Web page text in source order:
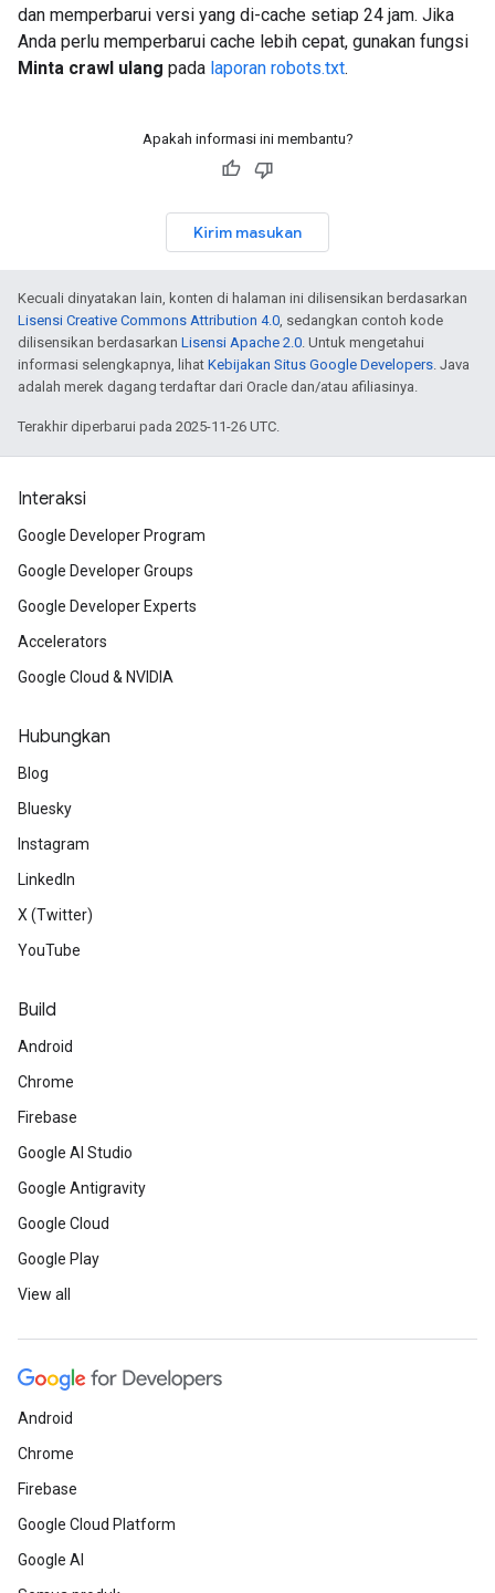
dan memperbarui versi yang di-cache setiap 24 jam. Jika
Anda perlu memperbarui cache lebih cepat, gunakan fungsi
Minta crawl ulang pada laporan robots.txt.
Apakah informasi ini membantu?
Kirim masukan
Kecuali dinyatakan lain, konten di halaman ini dilisensikan berdasarkan
Lisensi Creative Commons Attribution 4.0, sedangkan contoh kode
dilisensikan berdasarkan Lisensi Apache 2.0. Untuk mengetahui
informasi selengkapnya, lihat Kebijakan Situs Google Developers. Java
adalah merek dagang terdaftar dari Oracle dan/atau afiliasinya.
Terakhir diperbarui pada 2025-11-26 UTC.
Interaksi
Google Developer Program
Google Developer Groups
Google Developer Experts
Accelerators
Google Cloud & NVIDIA
Hubungkan
Blog
Bluesky
Instagram
LinkedIn
X (Twitter)
YouTube
Build
Android
Chrome
Firebase
Google AI Studio
Google Antigravity
Google Cloud
Google Play
View all
Android
Chrome
Firebase
Google Cloud Platform
Google AI